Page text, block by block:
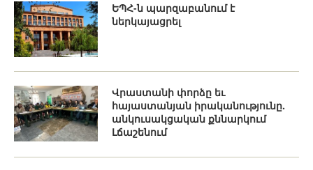
ԵՊՀ-ն պարզաբանում է
ներկայացրել
Վրաստանի փորձը եւ
հայաստանյան իրականությունը.
անկուսակցական քննարկում
Լճաշենում